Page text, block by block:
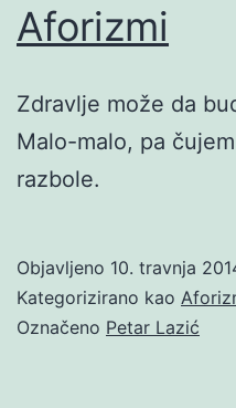
Aforizmi
Zdravlje može da
Malo-malo, pa
razbole.
Objavljeno 10. travnja
Kategorizirano kao
Označeno Petar Lazić